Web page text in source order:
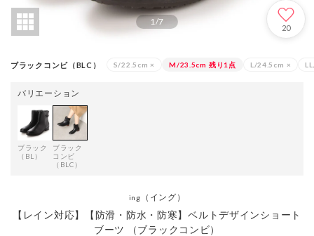
1/7
20
ブラックコンビ（BLC） S/22.5cm × M/23.5cm 残り1点 L/24.5cm ×
バリエーション
ブラック
（BL）
ブラック
コンビ
（BLC）
ing （イング）
【レイン対応】【防滑・防水・防寒】ベルトデザインショート
ブーツ （ブラックコンビ）